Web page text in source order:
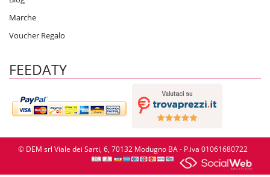
Marche
Voucher Regalo
FEEDATY
© DEM srl Viale dei Sarti, 6, 70132 Modugno BA - P.iva 01061680722